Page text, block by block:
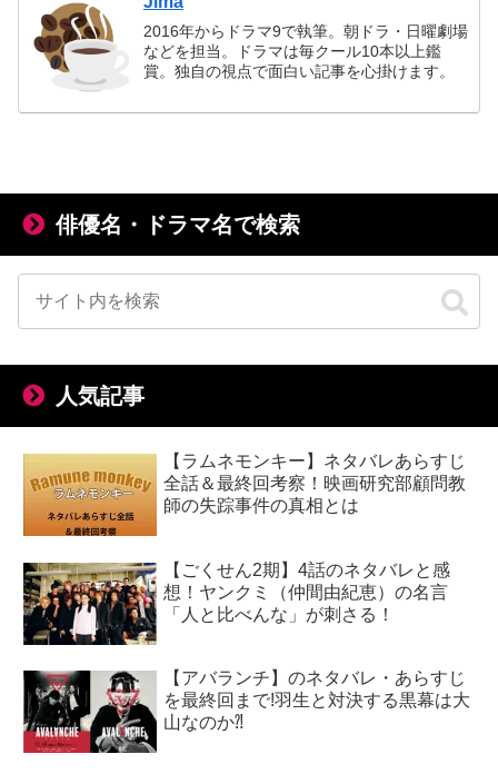
2016年からドラマ9で執筆。朝ドラ・日曜劇場
などを担当。ドラマは毎クール10本以上鑑
賞。独自の視点で面白い記事を心掛けます。
俳優名・ドラマ名で検索
人気記事
【ラムネモンキー】ネタバレあらすじ
全話＆最終回考察！映画研究部顧問教
師の失踪事件の真相とは
【ごくせん2期】4話のネタバレと感
想！ヤンクミ（仲間由紀恵）の名言
「人と比べんな」が刺さる！
【アバランチ】のネタバレ・あらすじ
を最終回まで!羽生と対決する黒幕は大
山なのか⁈